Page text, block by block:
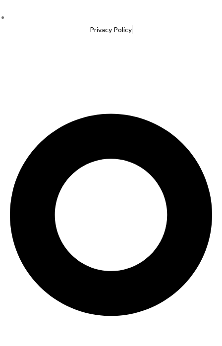
Privacy Policy